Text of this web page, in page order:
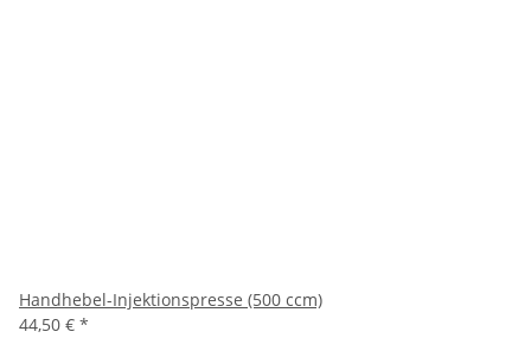
Handhebel-Injektionspresse (500 ccm)
44,50 € *